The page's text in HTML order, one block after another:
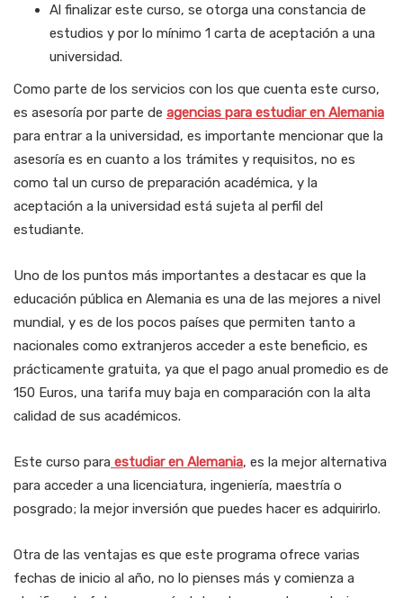
Al finalizar este curso, se otorga una constancia de
estudios y por lo mínimo 1 carta de aceptación a una
universidad.
Como parte de los servicios con los que cuenta este curso,
es asesoría por parte de agencias para estudiar en Alemania
para entrar a la universidad, es importante mencionar que la
asesoría es en cuanto a los trámites y requisitos, no es
como tal un curso de preparación académica, y la
aceptación a la universidad está sujeta al perfil del
estudiante.
Uno de los puntos más importantes a destacar es que la
educación pública en Alemania es una de las mejores a nivel
mundial, y es de los pocos países que permiten tanto a
nacionales como extranjeros acceder a este beneficio, es
prácticamente gratuita, ya que el pago anual promedio es de
150 Euros, una tarifa muy baja en comparación con la alta
calidad de sus académicos.
Este curso para estudiar en Alemania, es la mejor alternativa
para acceder a una licenciatura, ingeniería, maestría o
posgrado; la mejor inversión que puedes hacer es adquirirlo.
Otra de las ventajas es que este programa ofrece varias
fechas de inicio al año, no lo pienses más y comienza a